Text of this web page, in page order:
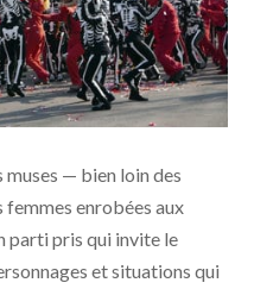
muses — bien loin des
enrobées aux
parti pris qui invite le
et situations qui